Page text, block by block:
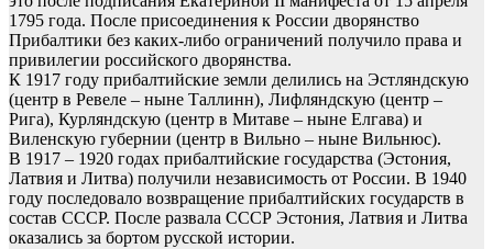
1795 года. После присоединения к России дворянство
Прибалтики без каких-либо ограничений получило права и
привилегии российского дворянства.
К 1917 году прибалтийские земли делились на Эстляндскую
(центр в Ревеле – ныне Таллинн), Лифляндскую (центр –
Рига), Курляндскую (центр в Митаве – ныне Елгава) и
Виленскую губернии (центр в Вильно – ныне Вильнюс).
В 1917 – 1920 годах прибалтийские государства (Эстония,
Латвия и Литва) получили независимость от России. В 1940
году последовало возвращение прибалтийских государств в
состав СССР. После развала СССР Эстония, Латвия и Литва
оказались за бортом русской истории.